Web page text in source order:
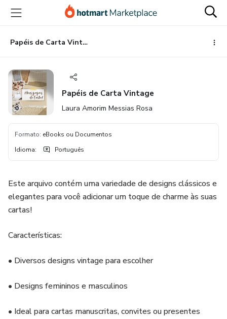
para
conteúdo
principal
para
pagamento
para
rodapé
Papéis de Carta Vintage
Papéis de Carta Vintage
Laura Amorim Messias Rosa
Formato: eBooks ou Documentos
Idioma: Português
Este arquivo contém uma variedade de designs clássicos e
elegantes para você adicionar um toque de charme às suas
cartas!
Características:
• Diversos designs vintage para escolher
• Designs femininos e masculinos
• Ideal para cartas manuscritas, convites ou presentes